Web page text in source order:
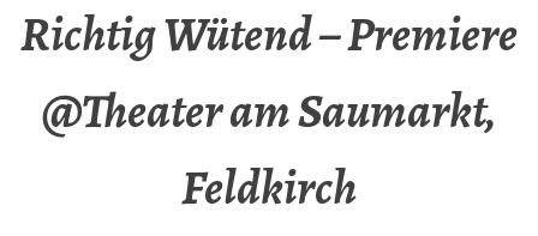
Richtig Wütend – Premiere
@Theater am Saumarkt,
Feldkirch